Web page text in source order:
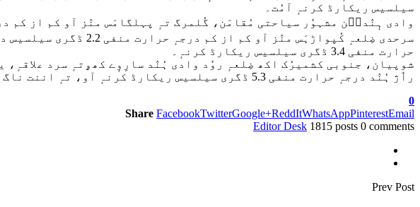
سیلسیس ریکارڈ کرنہٕ آمُت۔
وادی ہٕنٛدٮ۪ن مشہوٗر سیاحتی مُقامَن، گُلمرگ تہٕ پہلگامَس منٛز آو کم از کم درجہٕ حرارت بِلترتیب منفی 4.2 ڈگری
سرحدی ضِلعہٕ کُپواڑہَس
حرارت منفی 3.4 ڈگری سیلسیس ریکارڈ کرنہٕ۔
رٲژ ہُنٛد درجہٕ حرارت منفی 5.3 ڈگری سیلسیس ریکارڈ کرنہٕ آو، تہٕ اننت ناگ ضِلعَس منٛز آو رٲژ ہُنٛد درجہٕ حرارت منفی 4.7 ڈگری سیلسیس ریکارڈ کرنہٕ۔
0
Share FacebookTwitterGoogle+ReddItWhatsAppPinterestEmail
Editor Desk 1815 posts 0 comments
Prev Post